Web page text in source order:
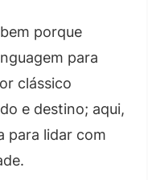
porque
para
clássico
e destino; aqui,
para lidar com